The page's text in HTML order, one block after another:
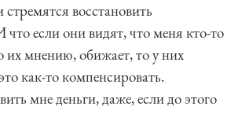
восстановить
что если они видят, что меня кто-то
их мнению, обижает, то у них
как-то компенсировать.
мне деньги, даже, если до этого